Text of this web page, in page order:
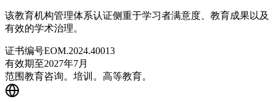
该教育机构管理体系认证侧重于学习者满意度、教育成果以及
有效的学术治理。
证书编号EOM.2024.40013
有效期至2027年7月
范围教育咨询。培训。高等教育。